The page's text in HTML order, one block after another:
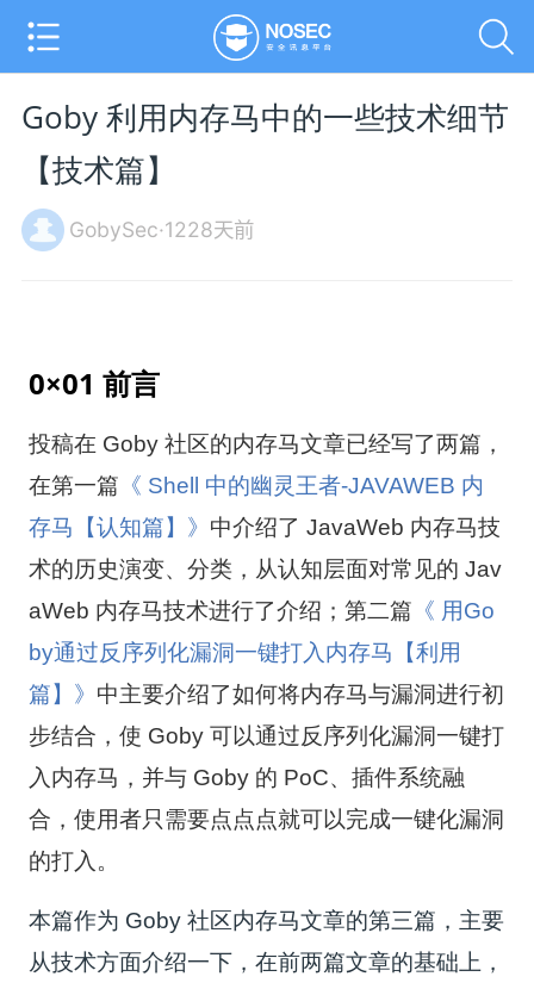
Goby 利用内存马中的一些技术细节
【技术篇】
GobySec·1228天前
0×01 前言
投稿在 Goby 社区的内存马文章已经写了两篇，
在第一篇 《 Shell 中的幽灵王者-JAVAWEB 内
存马【认知篇】 》 中介绍了 JavaWeb 内存马技
术的历史演变、分类，从认知层面对常见的 Jav
aWeb 内存马技术进行了介绍；第二篇 《 用Go
by通过反序列化漏洞一键打入内存马【利用
篇】 》 中主要介绍了如何将内存马与漏洞进行初
步结合，使 Goby 可以通过反序列化漏洞一键打
入内存马，并与 Goby 的 PoC、插件系统融
合，使用者只需要点点点就可以完成一键化漏洞
的打入。
本篇作为 Goby 社区内存马文章的第三篇，主要
从技术方面介绍一下，在前两篇文章的基础上，